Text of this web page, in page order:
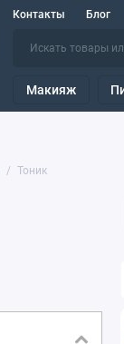
Контакты Блог
Макияж
Тоник